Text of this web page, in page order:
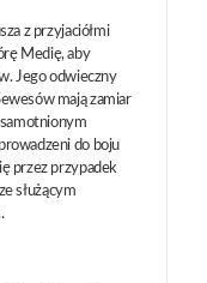
z przyjaciółmi
Medię, aby
Jego odwieczny
mają zamiar
do boju
przez przypadek
służącym